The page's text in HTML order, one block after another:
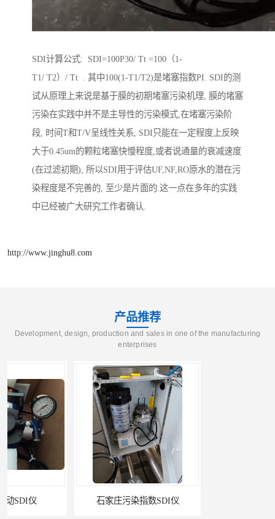
SDI计算公式: SDI=100P30/ Tt =100（1-
T1/ T2）/ Tt . 其中100(1-T1/T2)是堵塞指数PI. SDI的测
试从原理上来说是基于膜的初期堵塞污染机理, 膜的堵塞
污染在实践中并不是主导性的污染模式,在堵塞污染阶
段, 时间T和T/V呈线性关系, SDI只能在一定程度上反映
大于0.45um的颗粒堵塞快慢程度,或者说通量的衰减速度
(在过滤初期), 所以SDI用于评估UF,NF,RO原水的潜在污
染程度是不完善的, 至少是片面的.这一点在多年的实践
中已经被广大研究工作者确认.
http://www.jinghu8.com
产品推荐
Development, design, production and sales in one of the manufacturing
enterprises
石家庄污染指数SDI仪